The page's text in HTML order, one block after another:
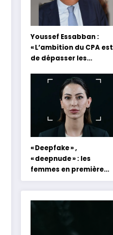
Youssef Essabban :
« L’ambition du CPA est
de dépasser les
et académiques de
formation en
s’appuyant sur le
partage des
expériences »
« Deepfake » ,
« deepnude » : les
femmes en première
ligne face aux dangers
de l’intelligence
artificielle